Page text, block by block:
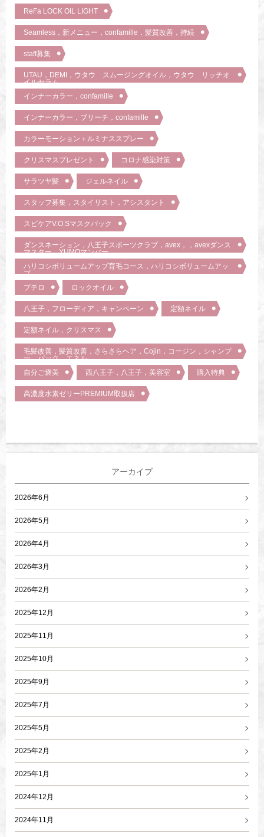
ReFa LOCK OIL LIGHT
Seamless，新メニュー，confamille，髪質改善，持続
staff募集
UTAU，DEMI，ウタウ スムージングオイル，ウタウ リッチオ
イルセラム
インナーカラー，confamille
インナーカラー，ブリーチ，confamille
カラーモーション＋ルミナススプレー
クリスマスプレゼント コロナ感染対策
サラツヤ髪 ジェルネイル
スタッフ募集，スタイリスト，アシスタント
スピケアV.O.Sマスクパック
ダンスネーション，八王子スポーツクラブ，avex，，avexダンス
マスター，YUMOマンバー
ハリコシボリュームアップ育毛コース，ハリコシボリュームアッ
プ
プテロ
ロックオイル
八王子，フローディア，キャンペーン 定額ネイル
定額ネイル，クリスマス
毛髪改善，髪質改善，さらさらヘア，Cojin，コージン，シャンプ
ー，パック，エネル，
自分ご褒美
西八王子，八王子，美容室 購入特典
高濃度水素ゼリーPREMIUM取扱店
アーカイブ
2026年6月
2026年5月
2026年4月
2026年3月
2026年2月
2025年12月
2025年11月
2025年10月
2025年9月
2025年7月
2025年5月
2025年2月
2025年1月
2024年12月
2024年11月